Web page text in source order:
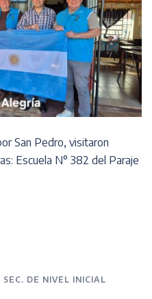
San Pedro, visitaron
Escuela N° 382 del Paraje
SEC. DE NIVEL INICIAL